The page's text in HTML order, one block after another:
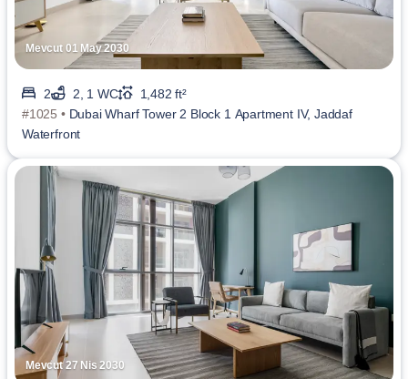
Mevcut 01 May 2030
2 2, 1 WC
1,482 ft²
#1025 • Dubai Wharf Tower 2 Block 1 Apartment IV, Jaddaf
Waterfront
Mevcut 27 Nis 2030